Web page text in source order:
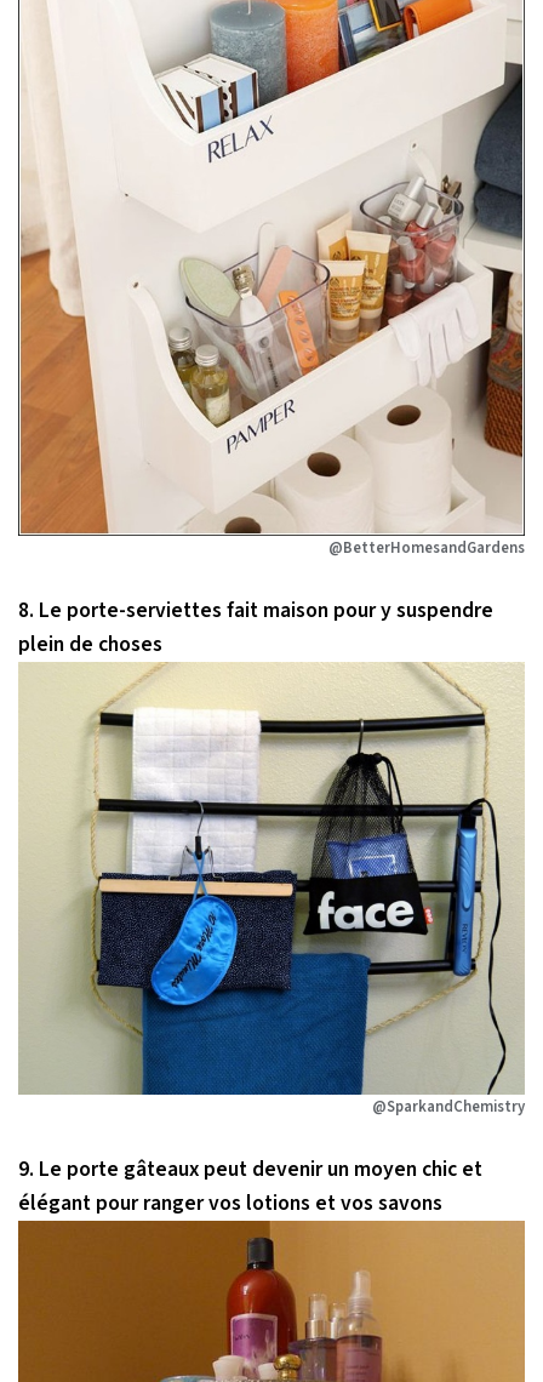
@BetterHomesandGardens
8. Le porte-serviettes fait maison pour y suspendre
plein de choses
@SparkandChemistry
9. Le porte gâteaux peut devenir un moyen chic et
élégant pour ranger vos lotions et vos savons